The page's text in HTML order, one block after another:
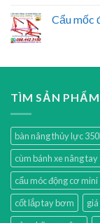
Cẩu mốc
TÌM SẢN
bàn nâng thủy lực
cùm bánh xe nâng tay
cẩu móc động cơ mini
cốt lắp tay bơm